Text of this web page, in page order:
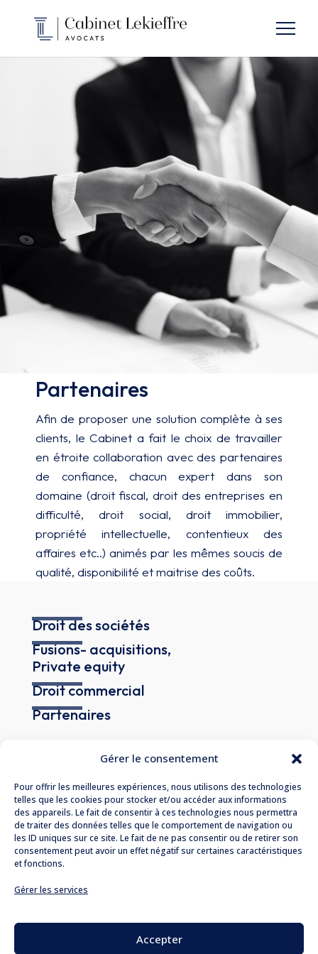
Gérer le consentement
Pour offrir les meilleures expériences, nous utilisons des technologies
telles que les cookies pour stocker et/ou accéder aux informations
des appareils. Le fait de consentir à ces technologies nous permettra
de traiter des données telles que le comportement de navigation ou
les ID uniques sur ce site. Le fait de ne pas consentir ou de retirer son
consentement peut avoir un effet négatif sur certaines caractéristiques
et fonctions.
Gérer les services
Accepter
Partenaires
Afin de proposer une solution complète à ses
clients, le Cabinet a fait le choix de travailler
en étroite collaboration avec des partenaires
de confiance, chacun expert dans son
domaine (droit fiscal, droit des entreprises en
difficulté, droit social, droit immobilier,
propriété intellectuelle, contentieux des
affaires etc..) animés par les mêmes soucis de
qualité, disponibilité et maitrise des coûts.
Droit des sociétés
Fusions- acquisitions,
Private equity
Droit commercial
Partenaires
190 Boulevard Haussmann
75008 Paris
Accueil